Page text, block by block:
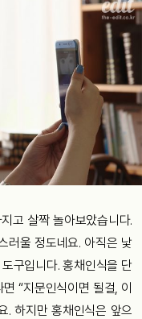
고 살짝 놀아보았습니다.
러울 정도네요. 아직은 낯
구입니다. 홍채인식을 단
“지문인식이면 될걸, 이
. 하지만 홍채인식은 앞으